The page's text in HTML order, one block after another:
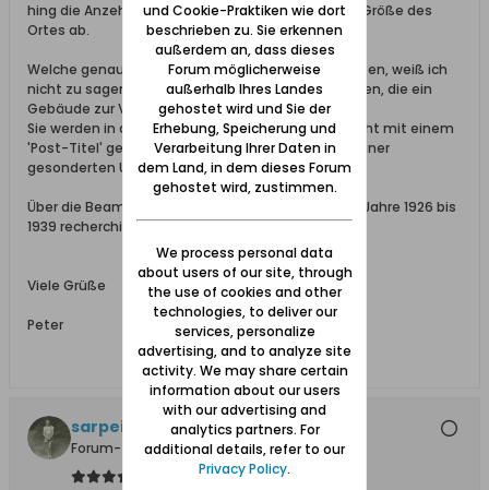
hing die Anzehl der involvierten Personen von der Größe des
Ortes ab.
Welche genaue Rolle die Postagenten dabei spielten, weiß ich
nicht zu sagen. Kann sein, dass sie diejenigen waren, die ein
Gebäude zur Verfügung stellten.
Sie werden in den Beamten-Jahrbüchern auch nicht mit einem
'Post-Titel' geführt, sondern finden sich in unter einer
gesonderten Überschrift 'Postagenten'.
Über die Beamten-Jahrbücher lassen sich nur die Jahre 1926 bis
1939 recherchieren ...
Viele Grüße
Peter
sarpei
Forum-Teilnehmer
und Cookie-Praktiken wie dort
beschrieben zu. Sie erkennen
außerdem an, dass dieses
Forum möglicherweise
außerhalb Ihres Landes
gehostet wird und Sie der
Erhebung, Speicherung und
Verarbeitung Ihrer Daten in
dem Land, in dem dieses Forum
gehostet wird, zustimmen.
We process personal data
about users of our site, through
the use of cookies and other
technologies, to deliver our
services, personalize
advertising, and to analyze site
activity. We may share certain
information about our users
with our advertising and
analytics partners. For
additional details, refer to our
Privacy Policy.